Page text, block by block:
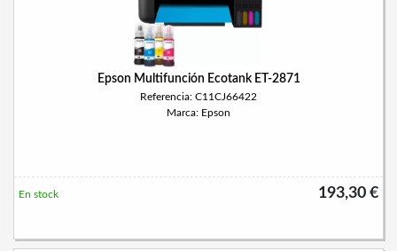
Epson Multifunción Ecotank ET-2871
Referencia: C11CJ66422
Marca: Epson
193,30 €
En stock